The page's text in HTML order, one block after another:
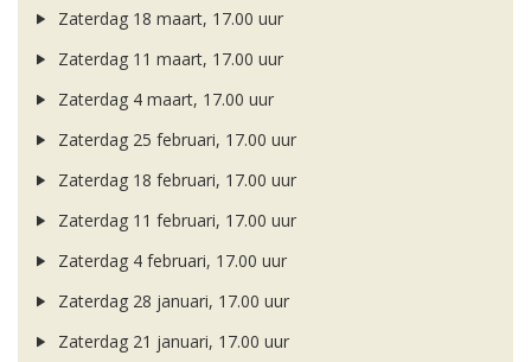
Zaterdag 18 maart, 17.00 uur
Zaterdag 11 maart, 17.00 uur
Zaterdag 4 maart, 17.00 uur
Zaterdag 25 februari, 17.00 uur
Zaterdag 18 februari, 17.00 uur
Zaterdag 11 februari, 17.00 uur
Zaterdag 4 februari, 17.00 uur
Zaterdag 28 januari, 17.00 uur
Zaterdag 21 januari, 17.00 uur